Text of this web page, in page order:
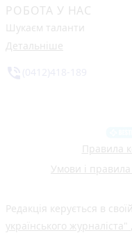
РОБОТА У НАС
Шукаєм таланти
Детальніше
Правила
Умови і
Редакція керується в
українського журналіста"